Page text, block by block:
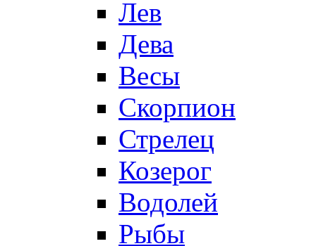
Лев
Дева
Весы
Скорпион
Стрелец
Козерог
Водолей
Рыбы